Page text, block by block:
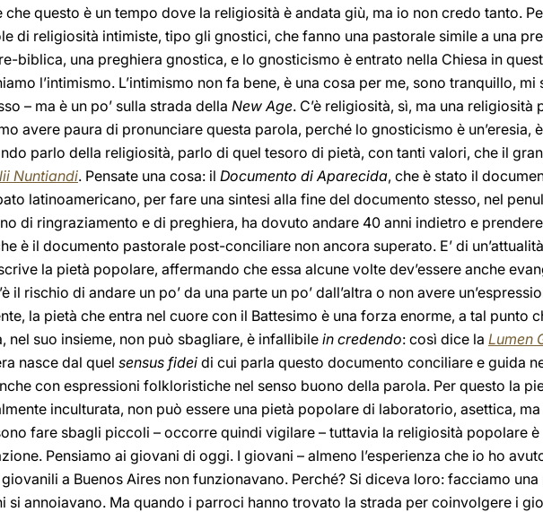
che questo è un tempo dove la religiosità è andata giù, ma io non credo tanto.
di religiosità intimiste, tipo gli gnostici, che fanno una pastorale simile a una
biblica, una preghiera gnostica, e lo gnosticismo è entrato nella Chiesa in
l’intimismo. L’intimismo non fa bene, è una cosa per me, sono tranquillo, mi
– ma è un po’ sulla strada della New Age. C’è religiosità, sì, ma una
avere paura di pronunciare questa parola, perché lo gnosticismo è un’eresia,
parlo della religiosità, parlo di quel tesoro di pietà, con tanti valori, che il
Nuntiandi. Pensate una cosa: il Documento di Aparecida, che è stato il
latinoamericano, per fare una sintesi alla fine del documento stesso, nel
di ringraziamento e di preghiera, ha dovuto andare 40 anni indietro e
è il documento pastorale post-conciliare non ancora superato. E’ di
la pietà popolare, affermando che essa alcune volte dev’essere anche
il rischio di andare un po’ da una parte un po’ dall’altra o non avere
la pietà che entra nel cuore con il Battesimo è una forza enorme, a tal punto
nel suo insieme, non può sbagliare, è infallibile in credendo: così dice la Lumen
nasce dal quel sensus fidei di cui parla questo documento conciliare e guida
con espressioni folkloristiche nel senso buono della parola. Per questo la
inculturata, non può essere una pietà popolare di laboratorio, asettica,
fare sbagli piccoli – occorre quindi vigilare – tuttavia la religiosità popolare
Pensiamo ai giovani di oggi. I giovani – almeno l’esperienza che io ho
a Buenos Aires non funzionavano. Perché? Si diceva loro: facciamo
si annoiavano. Ma quando i parroci hanno trovato la strada per coinvolgere i